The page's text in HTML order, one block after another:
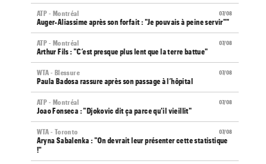
07/08
ATP - Montréal
Auger-Aliassime après son forfait : "Je pouvais à peine servir""
07/08
ATP - Montréal
Arthur Fils : "C’est presque plus lent que la terre battue"
07/08
WTA - Blessure
Paula Badosa rassure après son passage à l’hôpital
07/08
ATP - Montréal
Joao Fonseca : "Djokovic dit ça parce qu'il vieillit"
07/08
WTA - Toronto
Aryna Sabalenka : "On devrait leur présenter cette statistique
!"